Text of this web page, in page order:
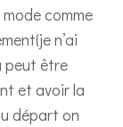
comme
n’ai
peut être
et avoir la
départ on